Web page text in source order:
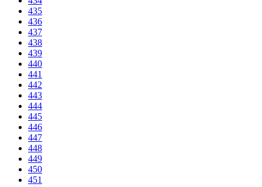
435
436
437
438
439
440
441
442
443
444
445
446
447
448
449
450
451